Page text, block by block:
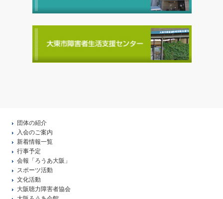
団体の紹介
入会のご案内
新着情報一覧
行事予定
会報「ろうあ大阪」
スポーツ活動
文化活動
大阪聴力障害者協会